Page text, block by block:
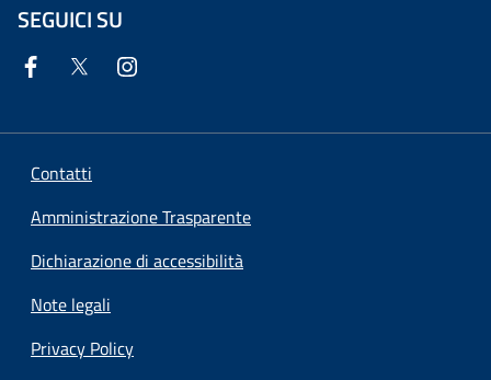
SEGUICI SU
Contatti
Amministrazione Trasparente
Dichiarazione di accessibilità
Note legali
Privacy Policy